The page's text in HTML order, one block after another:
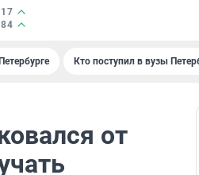
Кто поступил в вузы
от